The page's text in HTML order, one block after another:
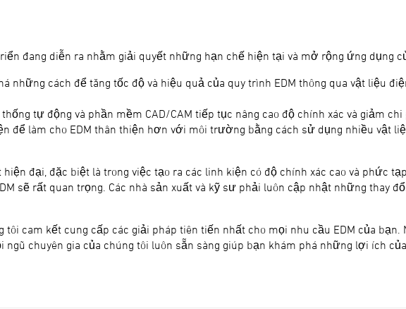
đang diễn ra nhằm giải quyết những hạn chế hiện tại và mở rộng ứng dụng
những cách để tăng tốc độ và hiệu quả của quy trình EDM thông qua vật liệu
tự động và phần mềm CAD/CAM tiếp tục nâng cao độ chính xác và giảm chi
để làm cho EDM thân thiện hơn với môi trường bằng cách sử dụng nhiều vật
đại, đặc biệt là trong việc tạo ra các linh kiện có độ chính xác cao và phức
sẽ rất quan trọng. Các nhà sản xuất và kỹ sư phải luôn cập nhật những thay
tôi cam kết cung cấp các giải pháp tiên tiến nhất cho mọi nhu cầu EDM của
chuyên gia của chúng tôi luôn sẵn sàng giúp bạn khám phá những lợi ích